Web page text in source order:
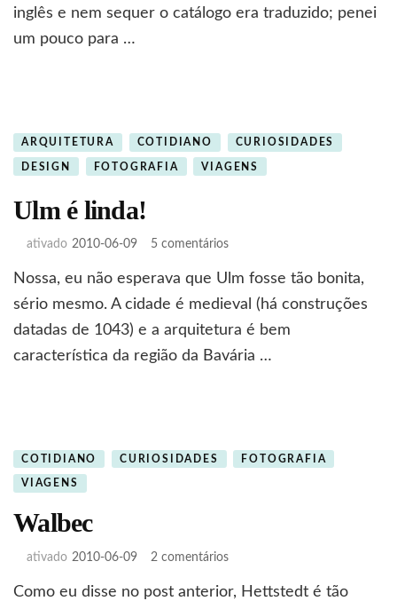
Ulm
inglês e nem sequer o catálogo era traduzido; penei
um pouco para …
ARQUITETURA COTIDIANO CURIOSIDADES
DESIGN FOTOGRAFIA VIAGENS
Ulm é linda!
ativado 2010-06-09 5 comentáriosem
é
linda!
Nossa, eu não esperava que Ulm fosse tão bonita,
sério mesmo. A cidade é medieval (há construções
datadas de 1043) e a arquitetura é bem
característica da região da Bavária …
COTIDIANO CURIOSIDADES FOTOGRAFIA
VIAGENS
Walbec
ativado 2010-06-09 2 comentáriosem
Como eu disse no post anterior, Hettstedt é tão